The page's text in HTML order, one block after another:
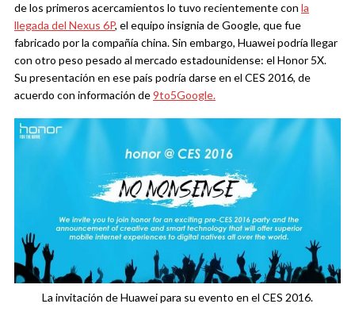
de los primeros acercamientos lo tuvo recientemente con la
llegada del Nexus 6P, el equipo insignia de Google, que fue
fabricado por la compañía china. Sin embargo, Huawei podría llegar
con otro peso pesado al mercado estadounidense: el Honor 5X.
Su presentación en ese país podría darse en el CES 2016, de
acuerdo con información de9to5Google.
La invitación de Huawei para su evento en el CES 2016.